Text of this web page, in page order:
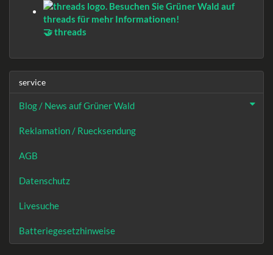
🤝 threads
service
Blog / News auf Grüner Wald
Reklamation / Ruecksendung
AGB
Datenschutz
Livesuche
Batteriegesetzhinweise